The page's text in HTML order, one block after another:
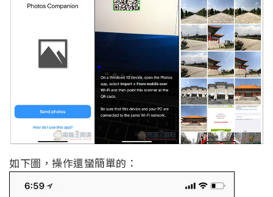
如下圖，操作還蠻簡單的：